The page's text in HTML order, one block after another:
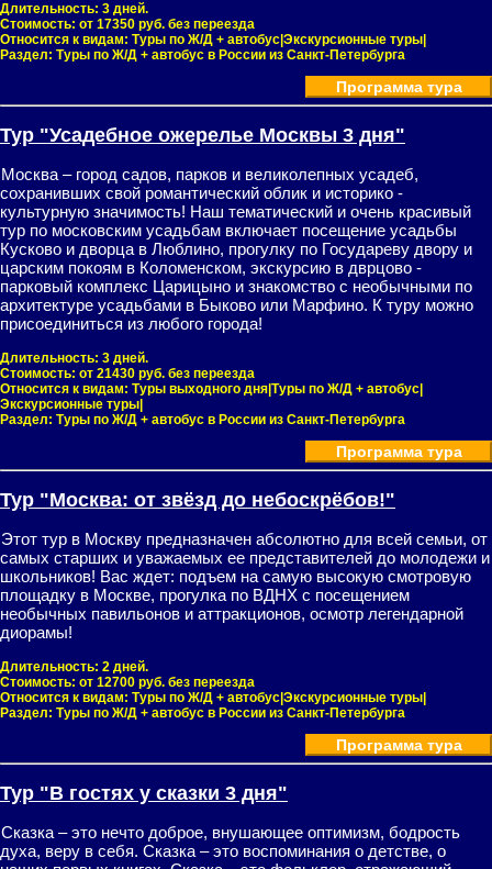
Длительность: 3 дней.
Стоимость: от 17350 руб. без переезда
Относится к видам: Туры по Ж/Д + автобус|Экскурсионные туры|
Раздел: Туры по Ж/Д + автобус в России из Санкт-Петербурга
Программа тура
Тур "Усадебное ожерелье Москвы 3 дня"
Москва – город садов, парков и великолепных усадеб,
сохранивших свой романтический облик и историко -
культурную значимость! Наш тематический и очень красивый
тур по московским усадьбам включает посещение усадьбы
Кусково и дворца в Люблино, прогулку по Государеву двору и
царским покоям в Коломенском, экскурсию в дврцово -
парковый комплекс Царицыно и знакомство с необычными по
архитектуре усадьбами в Быково или Марфино. К туру можно
присоединиться из любого города!
Длительность: 3 дней.
Стоимость: от 21430 руб. без переезда
Относится к видам: Туры выходного дня|Туры по Ж/Д + автобус|
Экскурсионные туры|
Раздел: Туры по Ж/Д + автобус в России из Санкт-Петербурга
Программа тура
Тур "Москва: от звёзд до небоскрёбов!"
Этот тур в Москву предназначен абсолютно для всей семьи, от
самых старших и уважаемых ее представителей до молодежи и
школьников! Вас ждет: подъем на самую высокую смотровую
площадку в Москве, прогулка по ВДНХ с посещением
необычных павильонов и аттракционов, осмотр легендарной
диорамы!
Длительность: 2 дней.
Стоимость: от 12700 руб. без переезда
Относится к видам: Туры по Ж/Д + автобус|Экскурсионные туры|
Раздел: Туры по Ж/Д + автобус в России из Санкт-Петербурга
Программа тура
Тур "В гостях у сказки 3 дня"
Сказка – это нечто доброе, внушающее оптимизм, бодрость
духа, веру в себя. Сказка – это воспоминания о детстве, о